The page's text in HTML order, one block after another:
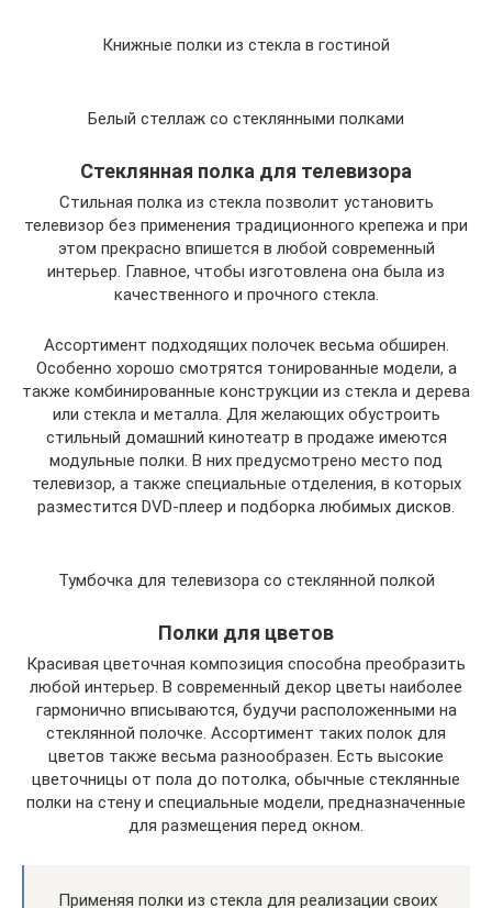
Книжные полки из стекла в гостиной
Белый стеллаж со стеклянными полками
Стеклянная полка для телевизора
Стильная полка из стекла позволит установить
телевизор без применения традиционного крепежа и при
этом прекрасно впишется в любой современный
интерьер. Главное, чтобы изготовлена она была из
качественного и прочного стекла.
Ассортимент подходящих полочек весьма обширен.
Особенно хорошо смотрятся тонированные модели, а
также комбинированные конструкции из стекла и дерева
или стекла и металла. Для желающих обустроить
стильный домашний кинотеатр в продаже имеются
модульные полки. В них предусмотрено место под
телевизор, а также специальные отделения, в которых
разместится DVD-плеер и подборка любимых дисков.
Тумбочка для телевизора со стеклянной полкой
Полки для цветов
Красивая цветочная композиция способна преобразить
любой интерьер. В современный декор цветы наиболее
гармонично вписываются, будучи расположенными на
стеклянной полочке. Ассортимент таких полок для
цветов также весьма разнообразен. Есть высокие
цветочницы от пола до потолка, обычные стеклянные
полки на стену и специальные модели, предназначенные
для размещения перед окном.
Применяя полки из стекла для реализации своих